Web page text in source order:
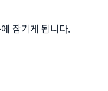
잠기게 됩니다.